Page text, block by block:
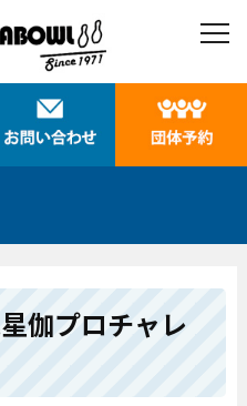
伽プロチャレ